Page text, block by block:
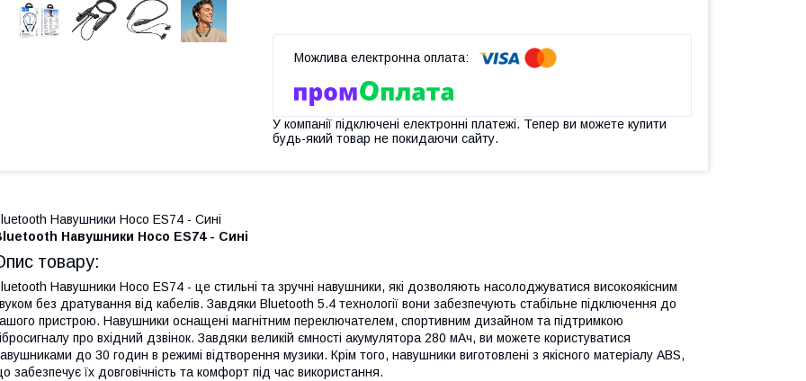
У компанії підключені електронні платежі. Тепер ви можете купити
будь-який товар не покидаючи сайту.
Навушники Hoco ES74 - Сині
Навушники Hoco ES74 - Сині
товару:
Навушники Hoco ES74 - це стильні та зручні навушники, які дозволяють насолоджуватися високоякісним
без дратування від кабелів. Завдяки Bluetooth 5.4 технології вони забезпечують стабільне підключення до
пристрою. Навушники оснащені магнітним переключателем, спортивним дизайном та підтримкою
про вхідний дзвінок. Завдяки великій ємності акумулятора 280 мАч, ви можете користуватися
до 30 годин в режимі відтворення музики. Крім того, навушники виготовлені з якісного матеріалу ABS,
забезпечує їх довговічність та комфорт під час використання.